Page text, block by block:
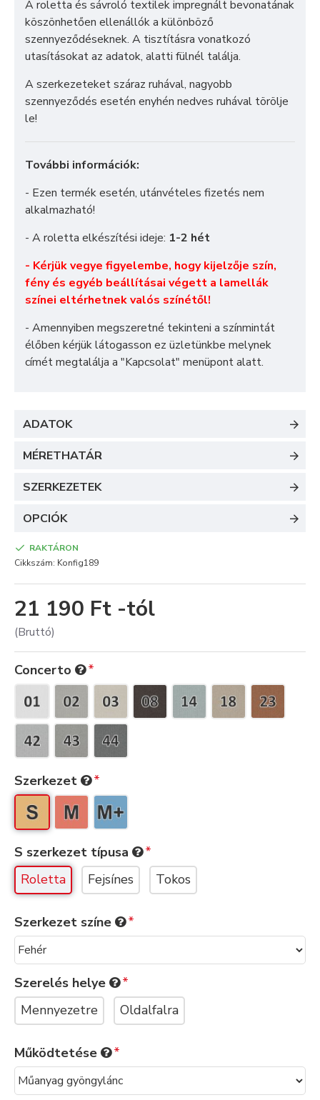
A roletta és sávroló textilek impregnált bevonatának
köszönhetően ellenállók a különböző
szennyeződéseknek. A tisztításra vonatkozó
utasításokat az adatok, alatti fülnél találja.
A szerkezeteket száraz ruhával, nagyobb
szennyeződés esetén enyhén nedves ruhával törölje
le!
További információk:
- Ezen termék esetén, utánvételes fizetés nem
alkalmazható!
- A roletta elkészítési ideje: 1-2 hét
- Kérjük vegye figyelembe, hogy kijelzője szín,
fény és egyéb beállításai végett a lamellák
színei eltérhetnek valós színétől!
- Amennyiben megszeretné tekinteni a színmintát
élőben kérjük látogasson ez üzletünkbe melynek
címét megtalálja a "Kapcsolat" menüpont alatt.
ADATOK
MÉRETHATÁR
SZERKEZETEK
OPCIÓK
21 190 Ft -tól
(Bruttó)
RAKTÁRON
Cikkszám: Konfig189
Concerto
Szerkezet
S szerkezet típusa
Roletta
Fejsínes Tokos
Szerkezet színe
Szerelés helye
Mennyezetre
Oldalfalra
Működtetése